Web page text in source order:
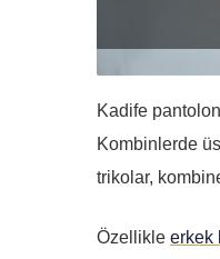
Kadife
Kombinlerde
trikolar,
Özellikle erkek